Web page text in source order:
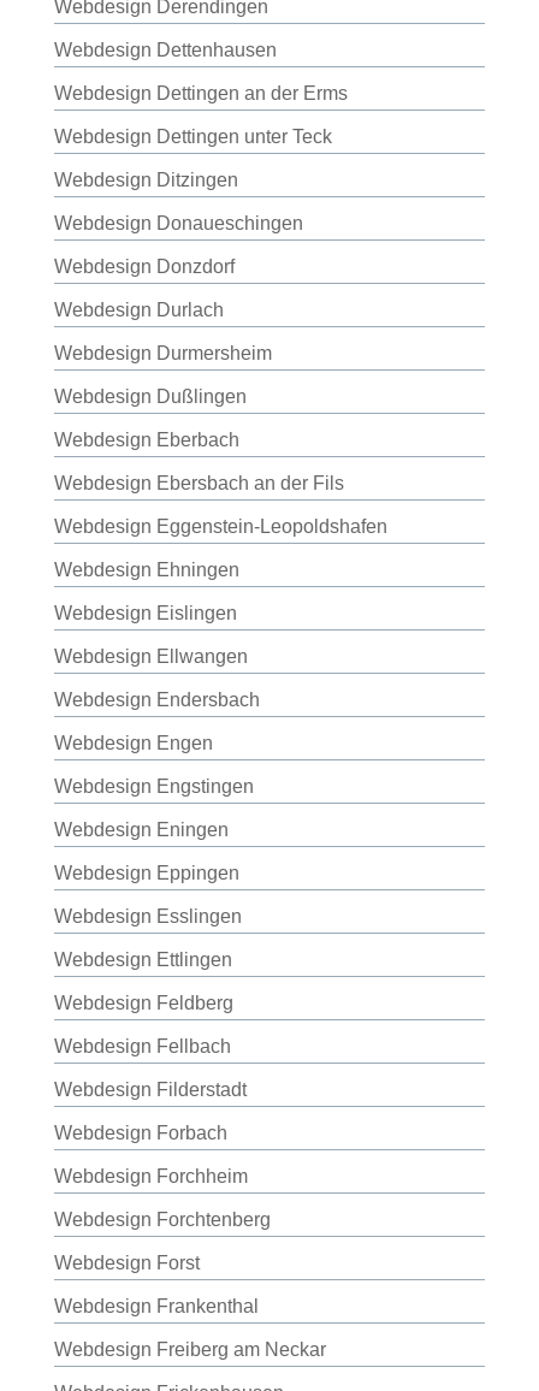
Webdesign Derendingen
Webdesign Dettenhausen
Webdesign Dettingen an der Erms
Webdesign Dettingen unter Teck
Webdesign Ditzingen
Webdesign Donaueschingen
Webdesign Donzdorf
Webdesign Durlach
Webdesign Durmersheim
Webdesign Dußlingen
Webdesign Eberbach
Webdesign Ebersbach an der Fils
Webdesign Eggenstein-Leopoldshafen
Webdesign Ehningen
Webdesign Eislingen
Webdesign Ellwangen
Webdesign Endersbach
Webdesign Engen
Webdesign Engstingen
Webdesign Eningen
Webdesign Eppingen
Webdesign Esslingen
Webdesign Ettlingen
Webdesign Feldberg
Webdesign Fellbach
Webdesign Filderstadt
Webdesign Forbach
Webdesign Forchheim
Webdesign Forchtenberg
Webdesign Forst
Webdesign Frankenthal
Webdesign Freiberg am Neckar